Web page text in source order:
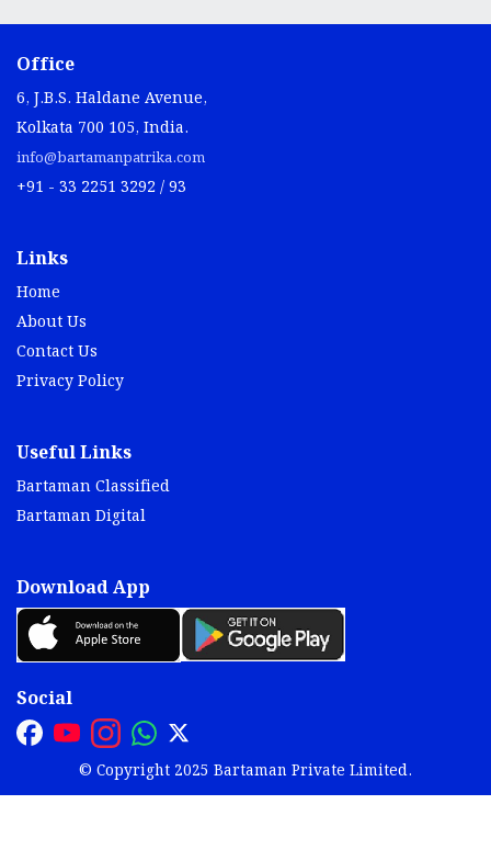
Office
6, J.B.S. Haldane Avenue,
Kolkata 700 105, India.
info@bartamanpatrika.com
+91 - 33 2251 3292 / 93
Links
Home
About Us
Contact Us
Privacy Policy
Useful Links
Bartaman Classified
Bartaman Digital
Download App
Social
© Copyright 2025 Bartaman Private Limited.